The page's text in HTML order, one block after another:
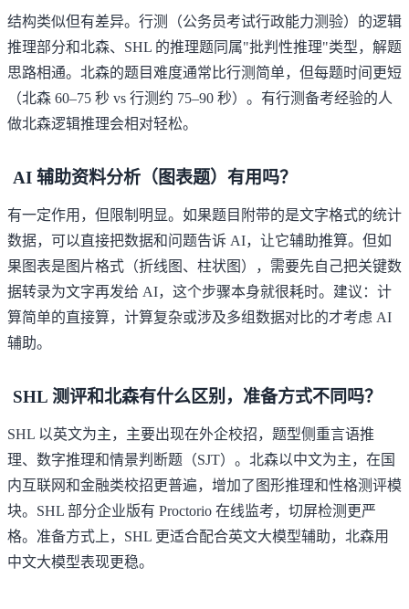
结构类似但有差异。行测（公务员考试行政能力测验）的逻辑
推理部分和北森、SHL 的推理题同属"批判性推理"类型，解题
思路相通。北森的题目难度通常比行测简单，但每题时间更短
（北森 60–75 秒 vs 行测约 75–90 秒）。有行测备考经验的人
做北森逻辑推理会相对轻松。
AI 辅助资料分析（图表题）有用吗？
有一定作用，但限制明显。如果题目附带的是文字格式的统计
数据，可以直接把数据和问题告诉 AI，让它辅助推算。但如
果图表是图片格式（折线图、柱状图），需要先自己把关键数
据转录为文字再发给 AI，这个步骤本身就很耗时。建议：计
算简单的直接算，计算复杂或涉及多组数据对比的才考虑 AI
辅助。
SHL 测评和北森有什么区别，准备方式不同吗？
SHL 以英文为主，主要出现在外企校招，题型侧重言语推
理、数字推理和情景判断题（SJT）。北森以中文为主，在国
内互联网和金融类校招更普遍，增加了图形推理和性格测评模
块。SHL 部分企业版有 Proctorio 在线监考，切屏检测更严
格。准备方式上，SHL 更适合配合英文大模型辅助，北森用
中文大模型表现更稳。